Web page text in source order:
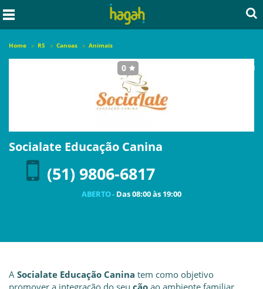
Home RS Canoas Animais
0 seja o primeiro a avaliar este local
Socialate Educação Canina
(51) 9806-6817
ABERTO - Das08:00às 19:00
A Socialate Educação Canina tem como objetivo
promover a integração do seu cão ao ambiente familiar,